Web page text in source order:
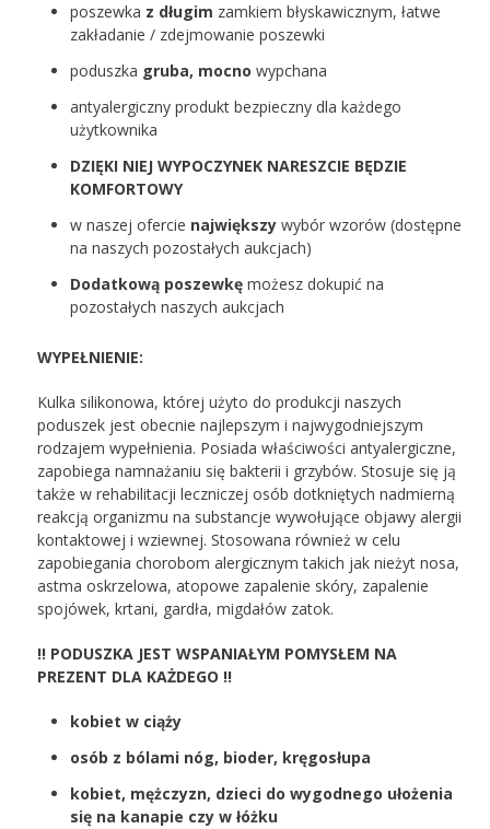
poszewka z długim zamkiem błyskawicznym, łatwe
zakładanie / zdejmowanie poszewki
poduszka gruba, mocno wypchana
antyalergiczny produkt bezpieczny dla każdego
użytkownika
DZIĘKI NIEJ WYPOCZYNEK NARESZCIE BĘDZIE
KOMFORTOWY
w naszej ofercie największywybór wzorów (dostępne
na naszych pozostałych aukcjach)
Dodatkową poszewkęmożesz dokupić na
pozostałych naszych aukcjach
WYPEŁNIENIE:
Kulka silikonowa, której użyto do produkcji naszych
poduszek jest obecnie najlepszym i najwygodniejszym
rodzajem wypełnienia. Posiada właściwości antyalergiczne,
zapobiega namnażaniu się bakterii i grzybów. Stosuje się ją
także w rehabilitacji leczniczej osób dotkniętych nadmierną
reakcją organizmu na substancje wywołujące objawy alergii
kontaktowej i wziewnej. Stosowana również w celu
zapobiegania chorobom alergicznym takich jak nieżyt nosa,
astma oskrzelowa, atopowe zapalenie skóry, zapalenie
spojówek, krtani, gardła, migdałów zatok.
!! PODUSZKA JEST WSPANIAŁYM POMYSŁEM NA
PREZENT DLA KAŻDEGO !!
kobiet w ciąży
osób z bólami nóg, bioder, kręgosłupa
kobiet, mężczyzn, dzieci do wygodnego ułożenia
się na kanapie czy w łóżku